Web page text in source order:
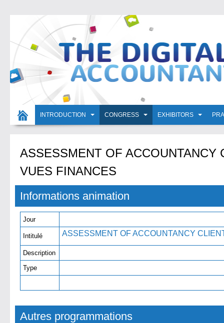
INTRODUCTION CONGRESS EXHIBITORS
ASSESSMENT OF ACCOUNTANCY
VUES FINANCES
Informations animation
Jour
Intitulé ASSESSMENT OF ACCOUNTANCY
Description
Type
Autres programmations